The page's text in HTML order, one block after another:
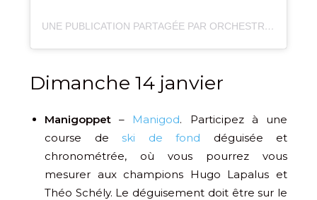
UNE PUBLICATION PARTAGÉE PAR ORCHESTRE DES PAYS DE SAVOIE (@ORCHESTREDESPAYSDESAVOIE)
Dimanche 14 janvier
Manigoppet – Manigod. Participez à une
course de ski de fond déguisée et
chronométrée, où vous pourrez vous
mesurer aux champions Hugo Lapalus et
Théo Schély. Le déguisement doit être sur le